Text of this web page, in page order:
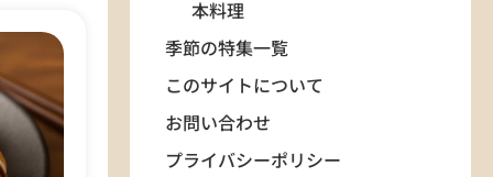
本料理
季節の特集一覧
このサイトについて
お問い合わせ
プライバシーポリシー